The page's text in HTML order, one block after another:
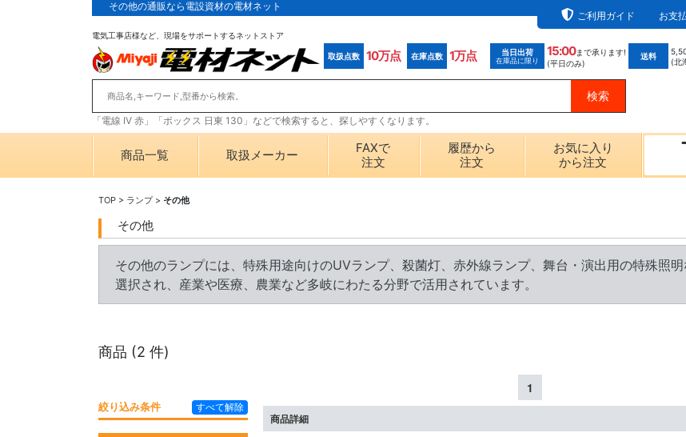
その他の通販なら電設資材の電材ネット
ご利用ガイド
お支
電気工事店様など、現場をサポートするネットストア
取扱点数 10万点 在庫点数 1万点 当日出荷
在庫品に限り
15:00まで承ります!
(平日のみ)
送料
(北
「電線 IV 赤」「ボックス 日東 130」などで検索すると、探しやすくなります。
商品一覧 取扱メーカー
FAXで
注文
履歴から
注文
お気に入り
から注文
TOP > ランプ> その他
その他
その他のランプには、特殊用途向けのUVランプ、殺菌灯、赤外線ランプ、舞台・演出用の特殊照
選択され、産業や医療、農業など多岐にわたる分野で活用されています。
商品 (2 件)
1
商品詳細
絞り込み条件 すべて解除